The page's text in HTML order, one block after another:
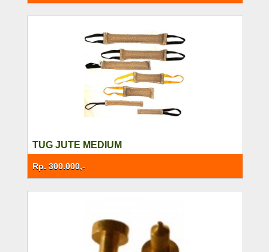
Rp. 300.000,-
TUG JUTE MEDIUM